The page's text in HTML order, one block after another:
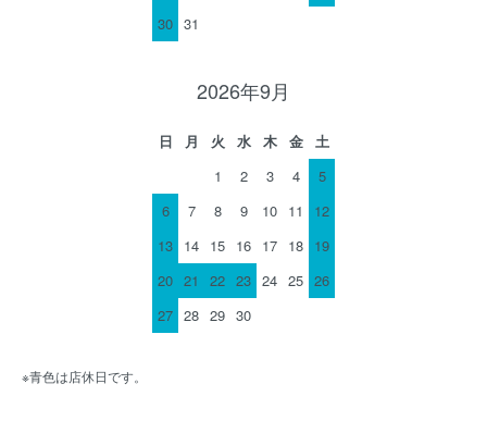
30 31
2026年9月
日 月 火 水 木 金
土
1
2 3 4
5
6
7 8 9 10 11
12
13 14 15 16 17 18 19
20 21 22 23 24 25 26
27 28 29 30
※青色は店休日です。